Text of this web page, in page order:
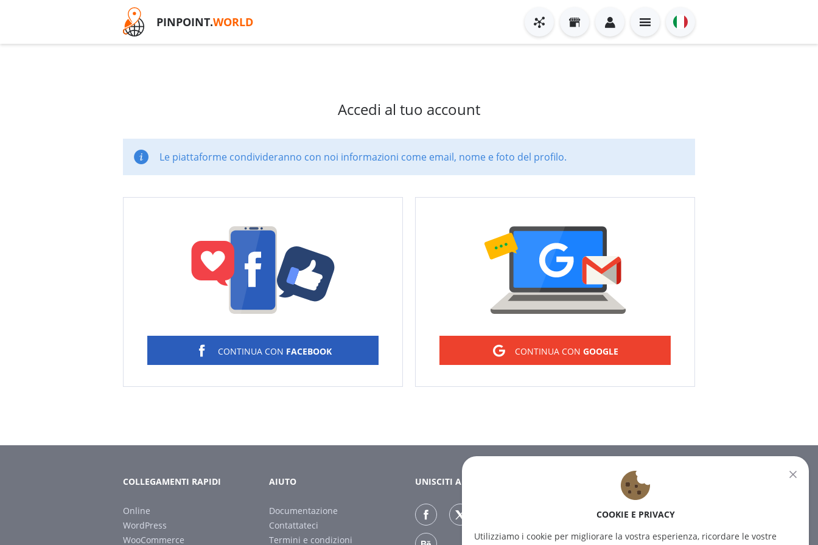
PINPOINT.WORLD
Accedi al tuo account
Le piattaforme condivideranno con noi informazioni come email, nome e foto del profilo.
CONTINUA CON FACEBOOK CONTINUA CON GOOGLE
COLLEGAMENTI RAPIDI
Online
WordPress
WooCommerce
AIUTO
Documentazione
Contattateci
Termini e condizioni
UNISCITI A NOI
Iscrivetevi alla nostra newsletter
COOKIE E PRIVACY
Utilizziamo i cookie per migliorare la vostra esperienza, ricordare le vostre